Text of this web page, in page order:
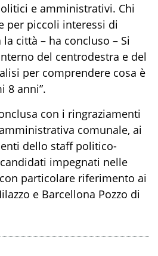
e amministrativi. Chi
per piccoli interessi di
città – ha concluso – Si
del centrodestra e del
per comprendere cosa è
8 anni”.
con i ringraziamenti
comunale, ai
dello staff politico-
impegnati nelle
particolare riferimento ai
e Barcellona Pozzo di